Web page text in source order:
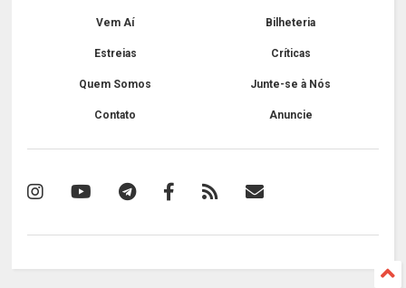
Vem Aí Bilheteria
Estreias Críticas
Quem Somos Junte-se à Nós
Contato Anuncie